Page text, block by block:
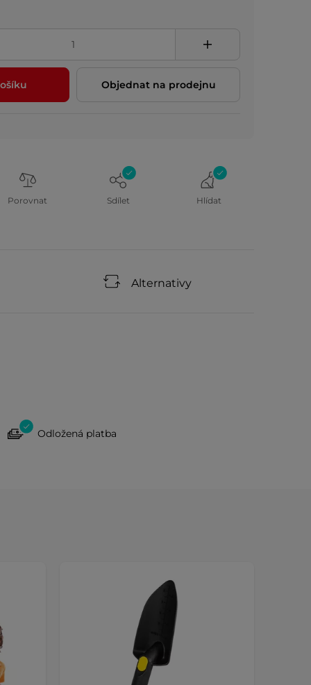
Objednat na prodejnu
Porovnat Sdílet Hlídat
Alternativy
Odložená platba